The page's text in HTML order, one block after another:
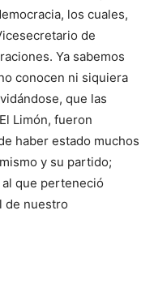
los cuales,
de
Ya sabemos
conocen ni siquiera
que las
Limón, fueron
haber estado muchos
y su partido;
que perteneció
de nuestro